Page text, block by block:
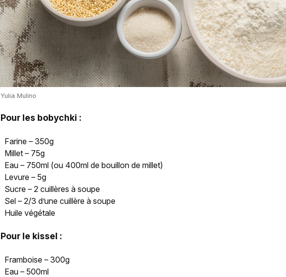
Yulia Mulino
Pour les bobychki :
Farine – 350g
Millet – 75g
Eau – 750ml (ou 400ml de bouillon de millet)
Levure – 5g
Sucre – 2 cuillères à soupe
Sel – 2/3 d’une cuillère à soupe
Huile végétale
Pour le kissel :
Framboise – 300g
Eau – 500ml